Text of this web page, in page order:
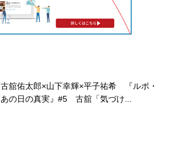
古舘佑太郎×山下幸輝×平子祐希 『ルポ・
あの日の真実』#5 古舘「気づけ...